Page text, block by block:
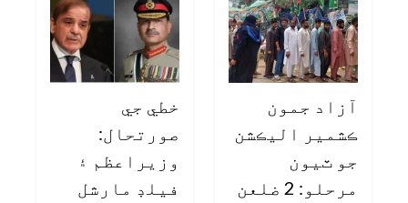
آزاد جمون
ڪشمير اليڪشن
جو ٽيون
مرحلو: 2 ضلعن
خطي جي
صورتحال:
وزيراعظم ۽
فيلڊ مارشل